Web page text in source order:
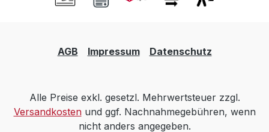
AGB Impressum Datenschutz
Alle Preise exkl. gesetzl. Mehrwertsteuer zzgl.
Versandkostenund ggf. Nachnahmegebühren, wenn
nicht anders angegeben.